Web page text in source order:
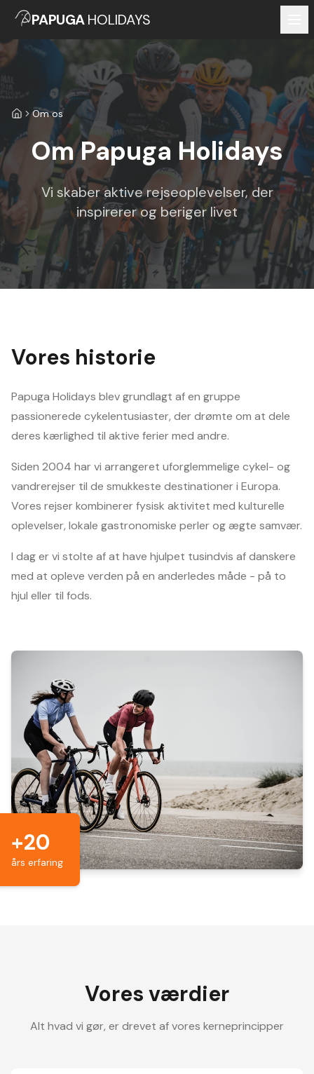
PAPUGAHOLIDAYS
ForsideOm os
Om Papuga Holidays
Vi skaber aktive rejseoplevelser, der
inspirerer og beriger livet
Vores historie
Papuga Holidays blev grundlagt af en gruppe
passionerede cykelentusiaster, der drømte om at dele
deres kærlighed til aktive ferier med andre.
Siden 2004 har vi arrangeret uforglemmelige cykel- og
vandrerejser til de smukkeste destinationer i Europa.
Vores rejser kombinerer fysisk aktivitet med kulturelle
oplevelser, lokale gastronomiske perler og ægte samvær.
I dag er vi stolte af at have hjulpet tusindvis af danskere
med at opleve verden på en anderledes måde - på to
hjul eller til fods.
+20
års erfaring
Vores værdier
Alt hvad vi gør, er drevet af vores kerneprincipper